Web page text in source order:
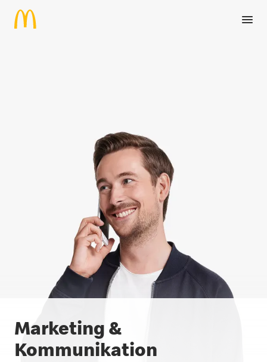
Zum Hauptinhalt springen
Marketing &
Kommunikation